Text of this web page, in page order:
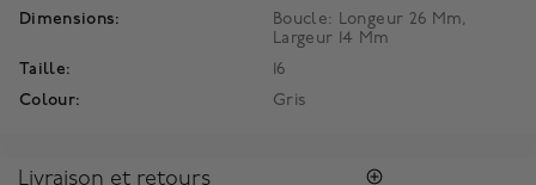
Dimensions:
Boucle: Longeur 26 Mm,
Largeur 14 Mm
Taille:
16
Colour:
Gris
Livraison et retours